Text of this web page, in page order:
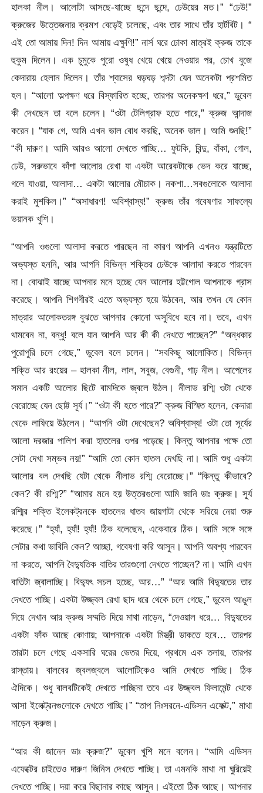
হালকা নীল। আলোটা আসছে-যাচ্ছে ছন্দে ছন্দে, ঢেউয়ের মত।” “ঢেউ!”
ক্রুজের উত্তেজনার ক্রমশ বেড়েই চলেছে, এবং তার সাথে তাঁর হার্টবিট। “
এই তো আমায় দিন! দিন আমায় এক্ষুণি!” নার্স ঘরে ঢোকা মাত্রই ক্রুজ তাকে
হুকুম দিলেন। এক চুমুকে পুরো ওষুধ খেয়ে খেয়ে নেওয়ার পর, চোখ বুজে
কেদারায় হেলান দিলেন। তাঁর শ্বাসের ঘড়ঘড় শব্দটা যেন অনেকটা প্রশমিত
হল। “আলো অল্পক্ষণ ধরে বিস্ফারিত হচ্ছে, তারপর অনেকক্ষণ ধরে,” ডুবেল
কী দেখছেন তা বলে চলেন। “ওটা টেলিগ্রাফ হতে পারে,” ক্রুজ আন্দাজ
করেন। “যাক গে, আমি এখন ভাল বোধ করছি, অনেক ভাল। আমি শুনছি!”
“কী দারুণ। আমি আরও আলো দেখতে পাচ্ছি… ফুটকি, বিন্দু, বাঁকা, গোল,
ঢেউ, সরুভাবে কাঁপা আলোর রেখা যা একটা আরেকটাকে ভেদ করে যাচ্ছে,
গলে যাওয়া, আলাদা… একটা আলোর মৌচাক। নকশা…সবগুলোকে আলাদা
করাই মুশকিল।” “অসাধারণ! অবিশ্বাস্য!” ক্রুজ তাঁর গবেষণার সাফল্যে
ভয়ানক খুশি।
“আপনি ওগুলো আলাদা করতে পারছেন না কারণ আপনি এখনও যন্ত্রটিতে
অভ্যস্ত হননি, আর আপনি বিভিন্ন শক্তির ঢেউকে আলাদা করতে পারবেন
না। বোঝাই যাচ্ছে আপনার মনে হচ্ছে যেন আলোর হট্টগোল আপনাকে গ্রাস
করেছে। আপনি শিগগীরই এতে অভ্যস্ত হয়ে উঠবেন, আর তখন যে কোন
মাত্রার আলোকতরঙ্গ বুঝতে আপনার কোনো অসুবিধে হবে না। তবে, এখন
থামবেন না, বন্ধু! বলে যান আপনি আর কী কী দেখতে পাচ্ছেন?” “অন্ধকার
পুরোপুরি চলে গেছে,” ডুবেল বলে চলেন। “সবকিছু আলোকিত। বিভিন্ন
শক্তি আর রংয়ের – হালকা নীল, লাল, সবুজ, বেগুনী, গাঢ় নীল। আপেলের
সমান একটি আলোর ছিটে বামদিকে জ্বলে উঠল। নীলাভ রশ্মি ওটা থেকে
বেরোচ্ছে যেন ছোট্ট সূর্য।” “ওটা কী হতে পারে?” ক্রুজ বিস্মিত হলেন, কেদারা
থেকে লাফিয়ে উঠলেন। “আপনি ওটা দেখেছেন? অবিশ্বাস্য! ওটা তো সূর্যের
আলো দরজার পালিশ করা হাতলের ওপর পড়েছে। কিন্তু আপনার পক্ষে তো
সেটা দেখা সম্ভব নয়!” “আমি তো কোন হাতল দেখছি না। আমি শুধু একটা
আলোর বল দেখছি যেটা থেকে নীলাভ রশ্মি বেরোচ্ছে।” “কিন্তু কীভাবে?
কেন? কী রশ্মি?” “আমার মনে হয় উত্তরগুলো আমি জানি ডাঃ ক্রুজ। সূর্য
রশ্মির শক্তি ইলেকট্রনকে হাতলের ধাতব জায়গাটা থেকে সরিয়ে নেয়া শুরু
করেছে।” “হ্যাঁ, হ্যাঁ! হ্যাঁ! ঠিক বলেছেন, একেবারে ঠিক। আমি সঙ্গে সঙ্গে
সেটার কথা ভাবিনি কেন? আচ্ছা, গবেষণা করি আসুন। আপনি অবশ্য পারবেন
না করতে, আপনি বৈদ্যুতিক বাতির তারগুলো দেখতে পাচ্ছেন? না। আমি এখন
বাতিটা জ্বালাচ্ছি। বিদ্যুৎ সচল হচ্ছে, আর…” “আর আমি বিদ্যুতের তার
দেখতে পাচ্ছি। একটা উজ্জ্বল রেখা ছাদ ধরে থেকে চলে গেছে,” ডুবেল আঙুল
দিয়ে দেখান আর ক্রুজ সম্মতি দিয়ে মাথা নাড়েন, “দেওয়াল ধরে… বিদ্যুতের
একটা ফাঁক আছে কোণায়; আপনাকে একটা মিস্ত্রী ডাকতে হবে… তারপর
তারটা চলে গেছে একসারি ঘরের ভেতর দিয়ে, প্রথমে এক তলায়, তারপর
রাস্তায়। বালবের জ্বলজ্বলে আলোটিকেও আমি দেখতে পাচ্ছি। ঠিক
ঐদিকে। শুধু বালবটিকেই দেখতে পাচ্ছিনা তবে এর উজ্জ্বল ফিলামেন্ট থেকে
আসা ইলেক্ট্রনগুলোকে দেখতে পাচ্ছি।” “তাপ নিঃসরনে-এডিসন এফেক্ট,” মাথা
নাড়েন ক্রুজ।
“আর কী জানেন ডাঃ ক্রুজ?” ডুবেল খুশি মনে বলেন। “আমি এডিসন
এফেক্টের চাইতেও দারুণ জিনিস দেখতে পাচ্ছি। তা এমনকি মাথা না ঘুরিয়েই
দেখতে পাচ্ছি। দয়া করে বিছানার কাছে আসুন। এইতো ঠিক আছে। আপনার